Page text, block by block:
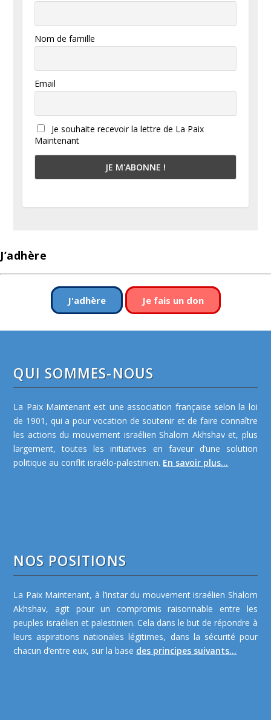
Nom de famille
Email
Je souhaite recevoir la lettre de La Paix
Maintenant
J’adhère
J'adhère Je fais un don
QUI SOMMES-NOUS
La Paix Maintenant est une association française selon la loi
de 1901, qui a pour vocation de soutenir et de faire connaître
les actions du mouvement israélien Shalom Akhshav et, plus
largement, toutes les initiatives en faveur d’une solution
politique au conflit israélo-palestinien. En savoir plus...
NOS POSITIONS
La Paix Maintenant, à l’instar du mouvement israélien Shalom
Akhshav, agit pour un compromis raisonnable entre les
peuples israélien et palestinien. Cela dans le but de répondre à
leurs aspirations nationales légitimes, dans la sécurité pour
chacun d’entre eux, sur la base des principes suivants...